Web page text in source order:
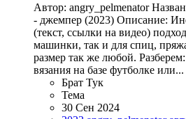
Автор: angry_pelmenator
- джемпер (2023) Описание:
(текст, ссылки на видео)
машинки, так и для спиц,
размер так же любой.
вязания на базе футболке или...
Брат Тук
Тема
30 Сен 2024